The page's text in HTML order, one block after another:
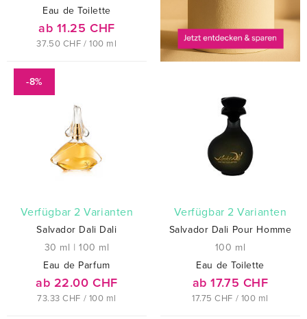
Eau de Toilette
ab 11.25 CHF
37.50 CHF / 100 ml
-8%
verfügbar 2 Varianten
Salvador Dali Dali
30 ml |100 ml
Eau de Parfum
ab 22.00 CHF
73.33 CHF / 100 ml
verfügbar 2 Varianten
Salvador Dali Pour Homme
100 ml
Eau de Toilette
ab 17.75 CHF
17.75 CHF / 100 ml